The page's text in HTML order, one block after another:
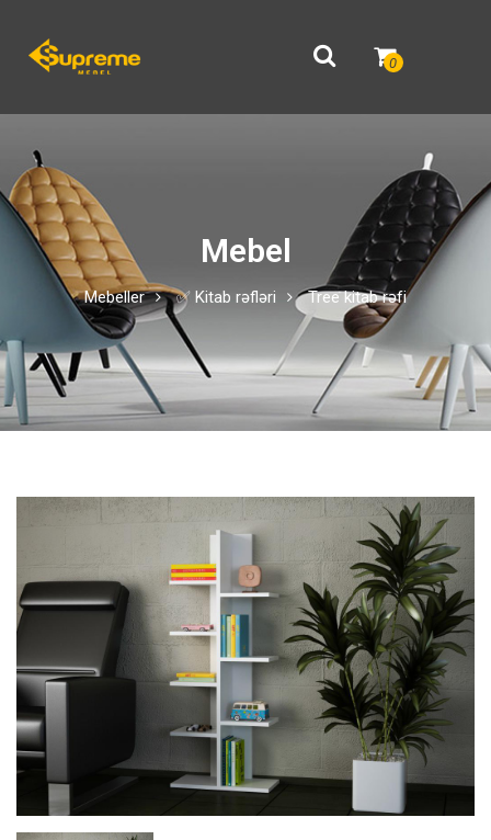
0
Mebel
Mebeller ✅ Kitab rəfləri Tree kitab rəfi